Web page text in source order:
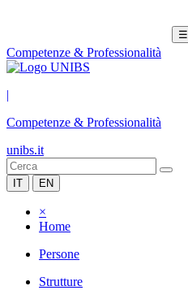
☰
Competenze & Professionalità
|
Competenze & Professionalità
unibs.it
IT EN
×
Home
Persone
Strutture